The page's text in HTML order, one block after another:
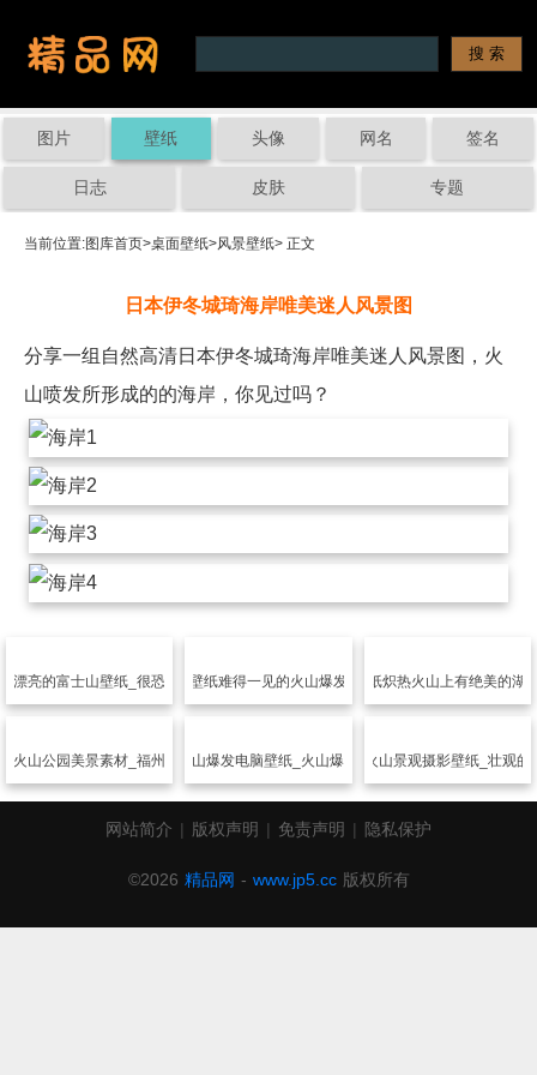
图片 壁纸 头像 网名 签名
日志 皮肤 专题
当前位置:图库首页>桌面壁纸>风景壁纸> 正文
日本伊冬城琦海岸唯美迷人风景图
分享一组自然高清日本伊冬城琦海岸唯美迷人风景图，火
山喷发所形成的的海岸，你见过吗？
漂亮的富士山壁纸_很恐怖的火山
风景壁纸难得一见的火山爆发景观
风景壁纸炽热火山上有绝美的湖
火山公园美景素材_福州滨海火山公园
风景壁纸 火山爆发电脑壁纸_火山爆发12月日历
风景壁纸 火山景观摄影壁纸_壮观的
网站简介 | 版权声明 | 免责声明 | 隐私保护
©2026 精品网 - www.jp5.cc 版权所有